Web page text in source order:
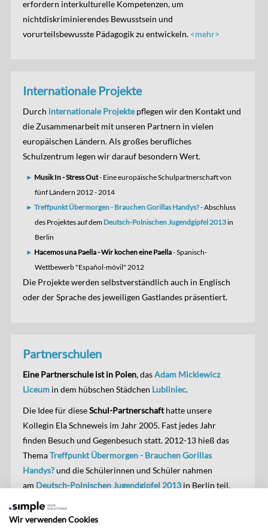
erfordern interkulturelle Kompetenzen, um
nichtdiskriminierendes Bewusstsein und
vorurteilsbewusste Pädagogik zu entwickeln. <mehr>
Internationale Projekte
Durch internationale Projektepflegen wir den Kontakt und
die Zusammenarbeit mit unseren Partnern in vielen
europäischen Ländern. Als großes berufliches
Schulzentrum legen wir darauf besondern Wert.
Musik In - Stress Out- Eine europäische Schulpartnerschaft von
fünf Ländern 2012 - 2014
Treffpunkt Übermorgen - Brauchen Gorillas Handys?- Abschluss
des Projektes auf dem Deutsch-Polnischen Jugendgipfel 2013in
Berlin
Hacemos una Paella - Wir kochen eine Paella- Spanisch-
Wettbewerb "Español-móvil" 2012
Die Projekte werden selbstverständlich auch in Englisch
oder der Sprache des jeweiligen Gastlandes präsentiert.
Partnerschulen
Eine Partnerschule ist in Polen, dasAdam Mickiewicz
Liceumin dem hübschen Städchen Lubliniec.
Die Idee für dieseSchul-Partnerschafthatte unsere
Kollegin Ela Schneweis im Jahr 2005. Fast jedes Jahr
finden Besuch und Gegenbesuch statt. 2012-13 hieß das
ThemaTreffpunkt Übermorgen - Brauchen Gorillas
Handys?und die Schülerinnen und Schüler nahmen
am Deutsch-Polnischen Jugendgipfel 2013in Berlin teil.
Eine andere Partnerschule ist in Frankreich
JeaninBesancon. Lesen Sie die
Wir verwenden Cookies